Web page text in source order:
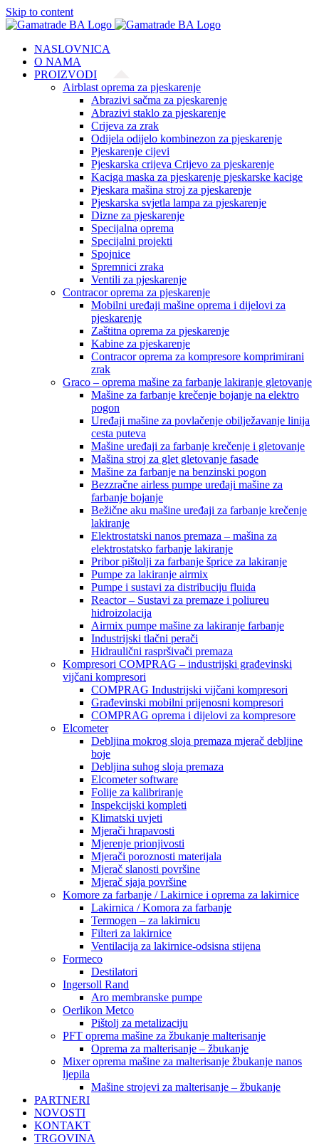
Skip to content
NASLOVNICA
O NAMA
PROIZVODI
Airblast oprema za pjeskarenje
Abrazivi sačma za pjeskarenje
Abrazivi staklo za pjeskarenje
Crijeva za zrak
Odijela odijelo kombinezon za pjeskarenje
Pjeskarenje cijevi
Pjeskarska crijeva Crijevo za pjeskarenje
Kaciga maska za pjeskarenje pjeskarske kacige
Pjeskara mašina stroj za pjeskarenje
Pjeskarska svjetla lampa za pjeskarenje
Dizne za pjeskarenje
Specijalna oprema
Specijalni projekti
Spojnice
Spremnici zraka
Ventili za pjeskarenje
Contracor oprema za pjeskarenje
Mobilni uređaji mašine oprema i dijelovi za
pjeskarenje
Zaštitna oprema za pjeskarenje
Kabine za pjeskarenje
Contracor oprema za kompresore komprimirani
zrak
Graco – oprema mašine za farbanje lakiranje gletovanje
Mašine za farbanje krečenje bojanje na elektro
pogon
Uređaji mašine za povlačenje obilježavanje linija
cesta puteva
Mašine uređaji za farbanje krečenje i gletovanje
Mašina stroj za glet gletovanje fasade
Mašine za farbanje na benzinski pogon
Bezzračne airless pumpe uređaji mašine za
farbanje bojanje
Bežične aku mašine uređaji za farbanje krečenje
lakiranje
Elektrostatski nanos premaza – mašina za
elektrostatsko farbanje lakiranje
Pribor pištolji za farbanje šprice za lakiranje
Pumpe za lakiranje airmix
Pumpe i sustavi za distribuciju fluida
Reactor – Sustavi za premaze i poliureu
hidroizolacija
Airmix pumpe mašine za lakiranje farbanje
Industrijski tlačni perači
Hidraulični raspršivači premaza
Kompresori COMPRAG – industrijski građevinski
vijčani kompresori
COMPRAG Industrijski vijčani kompresori
Građevinski mobilni prijenosni kompresori
COMPRAG oprema i dijelovi za kompresore
Elcometer
Debljina mokrog sloja premaza mjerač debljine
boje
Debljina suhog sloja premaza
Elcometer software
Folije za kalibriranje
Inspekcijski kompleti
Klimatski uvjeti
Mjerači hrapavosti
Mjerenje prionjivosti
Mjerači poroznosti materijala
Mjerač slanosti površine
Mjerač sjaja površine
Komore za farbanje / Lakirnice i oprema za lakirnice
Lakirnica / Komora za farbanje
Termogen – za lakirnicu
Filteri za lakirnice
Ventilacija za lakirnice-odsisna stijena
Formeco
Destilatori
Ingersoll Rand
Aro membranske pumpe
Oerlikon Metco
Pištolj za metalizaciju
PFT oprema mašine za žbukanje malterisanje
Oprema za malterisanje – žbukanje
Mixer oprema mašine za malterisanje žbukanje nanos
ljepila
Mašine strojevi za malterisanje – žbukanje
PARTNERI
NOVOSTI
KONTAKT
TRGOVINA